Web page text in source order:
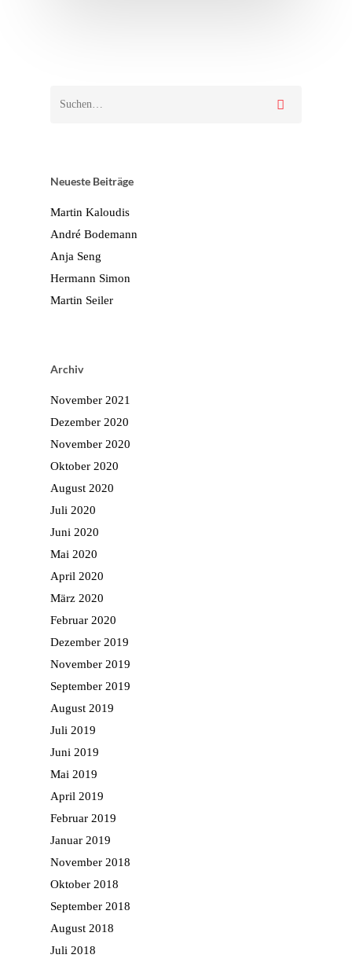
Neueste Beiträge
Martin Kaloudis
André Bodemann
Anja Seng
Hermann Simon
Martin Seiler
Archiv
November 2021
Dezember 2020
November 2020
Oktober 2020
August 2020
Juli 2020
Juni 2020
Mai 2020
April 2020
März 2020
Februar 2020
Dezember 2019
November 2019
September 2019
August 2019
Juli 2019
Juni 2019
Mai 2019
April 2019
Februar 2019
Januar 2019
November 2018
Oktober 2018
September 2018
August 2018
Juli 2018